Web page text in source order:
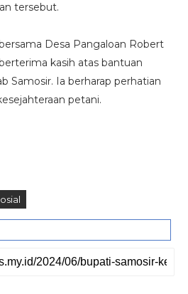
tersebut.
Desa Pangaloan Robert
kasih atas bantuan
Samosir. Ia berharap perhatian
petani.